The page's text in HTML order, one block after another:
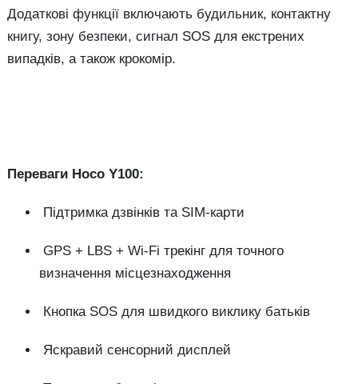
Додаткові функції включають будильник, контактну
книгу, зону безпеки, сигнал SOS для екстрених
випадків, а також крокомір.
Переваги Hoco Y100:
Підтримка дзвінків та SIM-карти
GPS + LBS + Wi-Fi трекінг для точного
визначення місцезнаходження
Кнопка SOS для швидкого виклику батьків
Яскравий сенсорний дисплей